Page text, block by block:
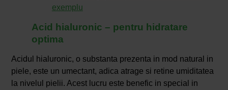
exemplu
Acid hialuronic – pentru hidratare
optima
Acidul hialuronic, o substanta prezenta in mod natural in
piele, este un umectant, adica atrage si retine umiditatea
la nivelul pielii. Acest lucru este benefic in special in